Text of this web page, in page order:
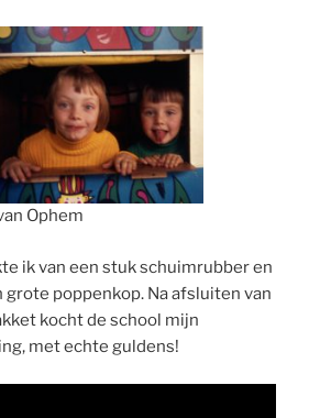
Ophem
ik van een stuk schuimrubber en
poppenkop. Na afsluiten van
kocht de school mijn
met echte guldens!